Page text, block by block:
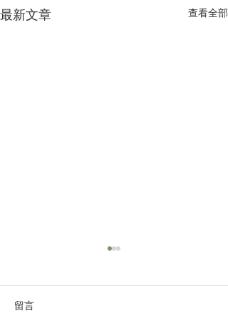
最新文章 查看全部
留言